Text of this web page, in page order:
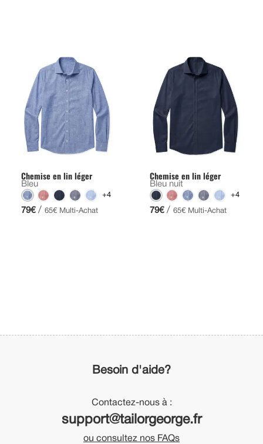
Chemise en lin léger
Bleu
+4
79€ / 65€ Multi-Achat
Chemise en lin léger
Bleu nuit
+4
79€ / 65€ Multi-Achat
Besoin d'aide?
Contactez-nous à :
support@tailorgeorge.fr
ou consultez nos FAQs